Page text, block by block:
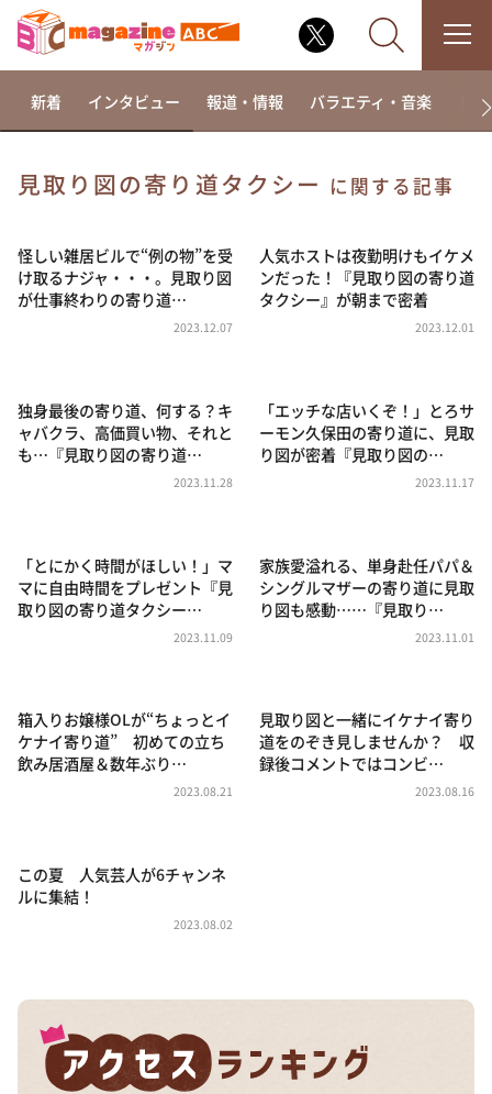
相席食堂
これ余談なんですけど・・・
～人生密着トークバラエティ！～ やすとものいたっ
news おかえり
河合＆A.B.C-Z塚田×福井アナ「なんでやねん！？」
（news おかえり）
朝だ！生です旅サラダ
教えて！ニュースライブ 正義のミカタ
ポツンと一軒家
ザキ山小屋本館
新着 インタビュー 報道・情報 バラエティ・音楽 ド
見取り図の寄り道タクシー に関する記事
怪しい雑居ビルで“例の物”を受
け取るナジャ・・・。見取り図
が仕事終わりの寄り道…
2023.12.07
人気ホストは夜勤明けもイケメ
ンだった！『見取り図の寄り道
タクシー』が朝まで密着
2023.12.01
独身最後の寄り道、何する？キ
ャバクラ、高価買い物、それと
も…『見取り図の寄り道…
2023.11.28
「エッチな店いくぞ！」とろサ
ーモン久保田の寄り道に、見取
り図が密着『見取り図の…
2023.11.17
「とにかく時間がほしい！」マ
マに自由時間をプレゼント『見
取り図の寄り道タクシー…
2023.11.09
家族愛溢れる、単身赴任パパ＆
シングルマザーの寄り道に見取
り図も感動……『見取り…
2023.11.01
箱入りお嬢様OLが“ちょっとイ
ケナイ寄り道” 初めての立ち
飲み居酒屋＆数年ぶり…
2023.08.21
見取り図と一緒にイケナイ寄り
道をのぞき見しませんか？ 収
録後コメントではコンビ…
2023.08.16
この夏 人気芸人が6チャンネ
ルに集結！
2023.08.02